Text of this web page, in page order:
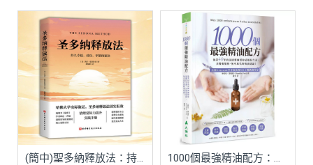
(簡中)聖多納釋放法：持久幸福、成功、平靜的秘訣 (萊斯特釋放法)
1000個最強精油配方：執業40年的法國藥師幫你遠離抗生素，具醫療規格、無可取代的精油建議！